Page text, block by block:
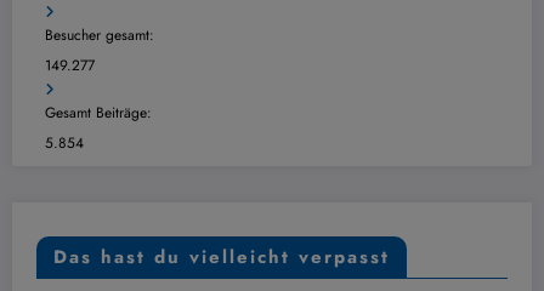
Besucher gesamt:
149.277
Gesamt Beiträge:
5.854
Das hast du vielleicht verpasst